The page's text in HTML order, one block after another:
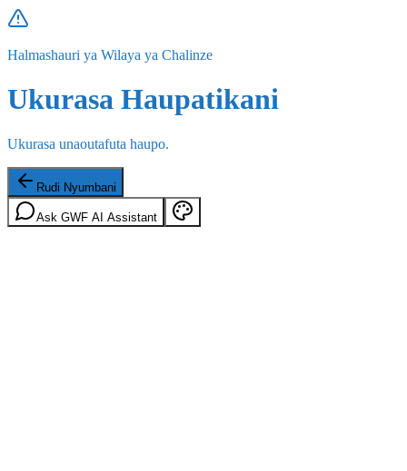
Halmashauri ya Wilaya ya Chalinze
Ukurasa Haupatikani
Ukurasa unaoutafuta haupo.
Rudi Nyumbani
Ask GWF AI Assistant